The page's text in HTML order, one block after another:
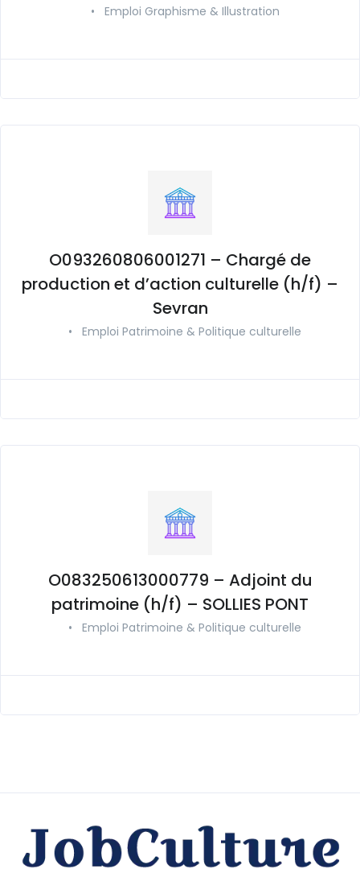
• Emploi Graphisme & Illustration
O093260806001271 – Chargé de
production et d’action culturelle (h/f) –
Sevran
• Emploi Patrimoine & Politique culturelle
O083250613000779 – Adjoint du
patrimoine (h/f) – SOLLIES PONT
• Emploi Patrimoine & Politique culturelle